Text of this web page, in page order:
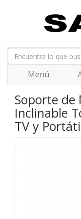
Menú
Soporte de
Inclinable
TV y